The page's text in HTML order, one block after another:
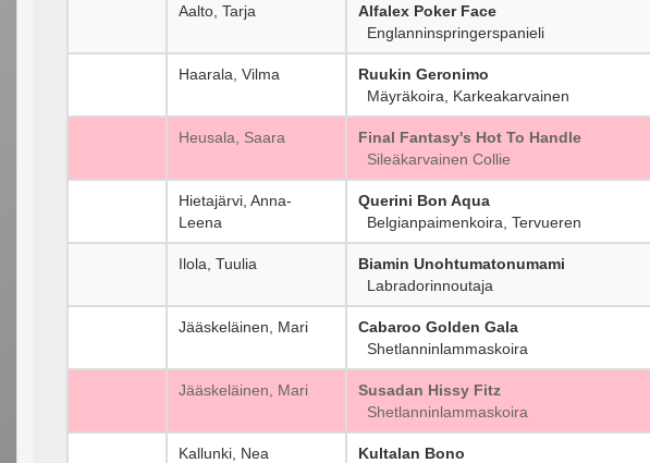
Aalto, Tarja
Alfalex Poker Face
Englanninspringerspanieli
Haarala, Vilma
Ruukin Geronimo
Mäyräkoira, Karkeakarvainen
Heusala, Saara
Final Fantasy's Hot To Handle
Sileäkarvainen Collie
Hietajärvi, Anna-
Leena
Querini Bon Aqua
Belgianpaimenkoira, Tervueren
Ilola, Tuulia
Biamin Unohtumatonumami
Labradorinnoutaja
Jääskeläinen, Mari
Cabaroo Golden Gala
Shetlanninlammaskoira
Jääskeläinen, Mari
Susadan Hissy Fitz
Shetlanninlammaskoira
Kallunki, Nea
Kultalan Bono